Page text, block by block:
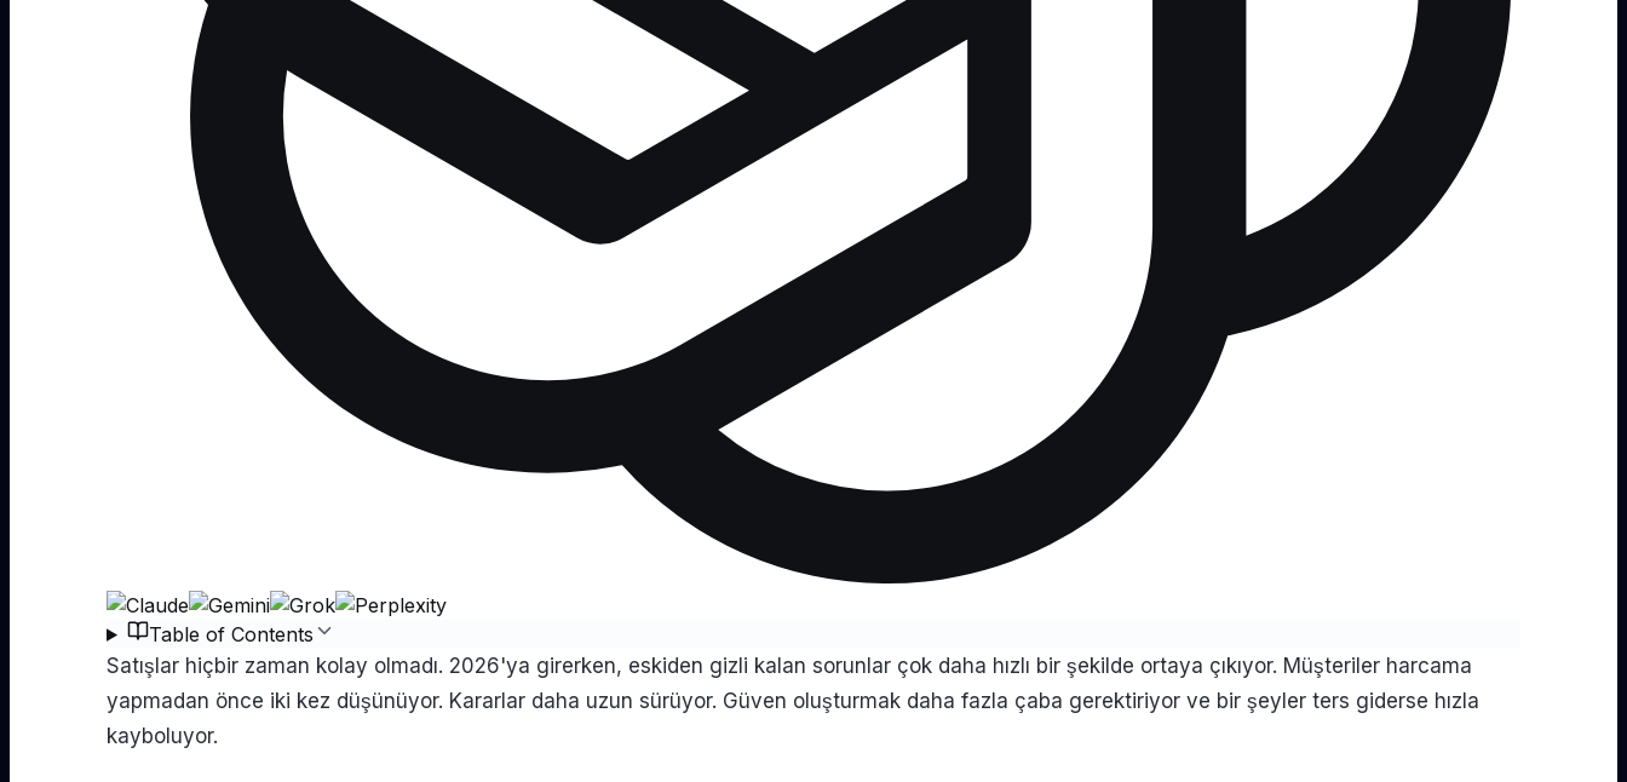
Table of Contents
Satışlar hiçbir zaman kolay olmadı. 2026'ya girerken, eskiden gizli kalan sorunlar çok daha hızlı bir şekilde ortaya çıkıyor. Müşteriler harcama
yapmadan önce iki kez düşünüyor. Kararlar daha uzun sürüyor. Güven oluşturmak daha fazla çaba gerektiriyor ve bir şeyler ters giderse hızla
kayboluyor.